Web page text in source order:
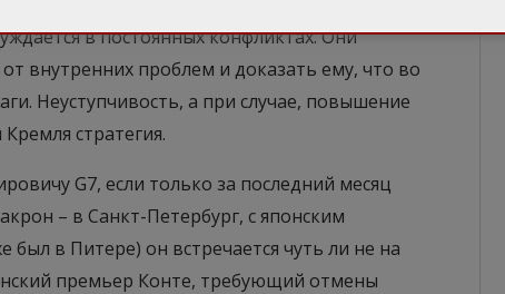
в постоянных конфликтах. Они
внутренних проблем и доказать ему, что во
Неуступчивость, а при случае, повышение
стратегия.
G7, если только за последний месяц
– в Санкт-Петербург, с японским
в Питере) он встречается чуть ли не на
премьер Конте, требующий отмены